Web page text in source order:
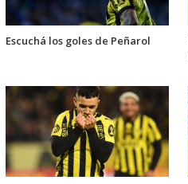
Escuchá los goles de Peñarol